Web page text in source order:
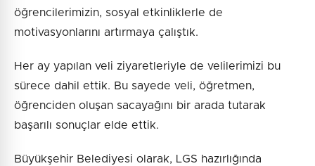
öğrencilerimizin, sosyal etkinliklerle de
motivasyonlarını artırmaya çalıştık.
Her ay yapılan veli ziyaretleriyle de velilerimizi bu
sürece dahil ettik. Bu sayede veli, öğretmen,
öğrenciden oluşan sacayağını bir arada tutarak
başarılı sonuçlar elde ettik.
Büyükşehir Belediyesi olarak, LGS hazırlığında